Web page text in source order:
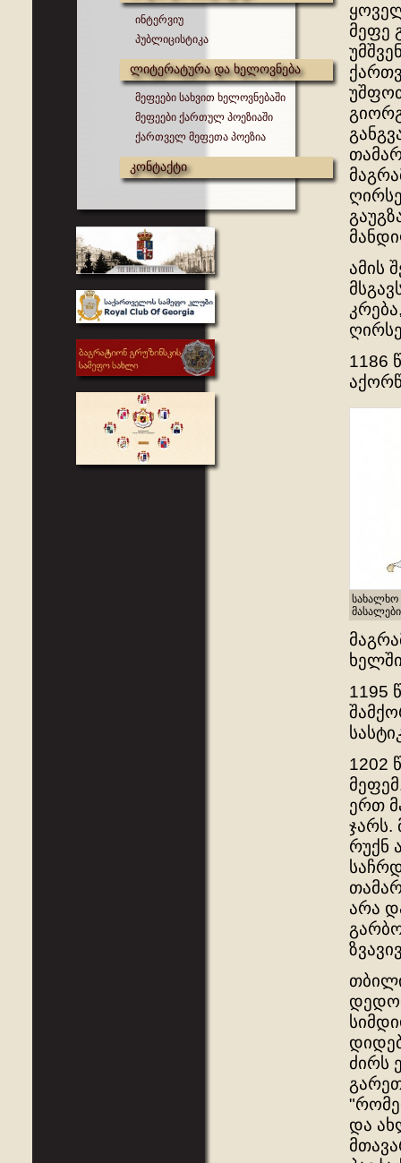
ინტერვიუ
პუბლიცისტიკა
ლიტერატურა და ხელოვნება
მეფეები სახვით ხელოვნებაში
მეფეები ქართულ პოეზიაში
ქართველ მეფეთა პოეზია
კონტაქტი
მეფე
ამის
1186
სახალხო
1195
1202
ერთ
ჯარს.
რუქნ
არა
ძირს
და